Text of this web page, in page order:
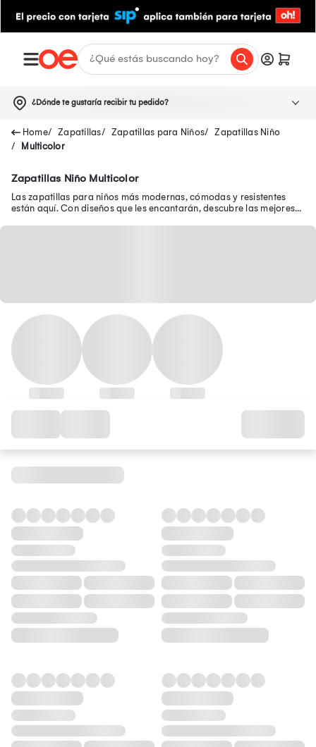
¿Dónde te gustaría recibir tu pedido?
Zapatillas Zapatillas para Niños
Zapatillas Niño
Multicolor
Zapatillas Niño Multicolor
Las zapatillas para niños más modernas, cómodas y resistentes
están aquí. Con diseños que les encantarán, descubre las mejores